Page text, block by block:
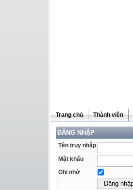
Trang chủ Thành viên
ĐĂNG NHẬP
Tên truy nhập
Mật khẩu
Ghi nhớ